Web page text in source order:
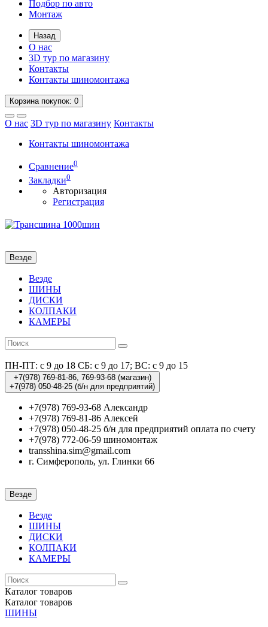
Подбор по авто
Монтаж
Назад
О нас
3D тур по магазину
Контакты
Контакты шиномонтажа
Корзинапокупок: 0
О нас 3D тур по магазину Контакты
Контакты шиномонтажа
Сравнение0
Закладки0
Авторизация
Регистрация
Везде
Везде
ШИНЫ
ДИСКИ
КОЛПАКИ
КАМЕРЫ
ПН-ПТ: с 9 до 18 СБ: с 9 до 17; ВС: с 9 до 15
+7(978)769-81-86, 769-93-68 (магазин)
+7(978) 050-48-25 (б/н для предприятий)
+7(978) 769-93-68 Александр
+7(978) 769-81-86 Алексей
+7(978) 050-48-25 б/н для предприятий оплата по счету
+7(978) 772-06-59 шиномонтаж
transshina.sim@gmail.com
г. Симферополь, ул. Глинки 66
Везде
Везде
ШИНЫ
ДИСКИ
КОЛПАКИ
КАМЕРЫ
Каталог товаров
Каталог товаров
ШИНЫ